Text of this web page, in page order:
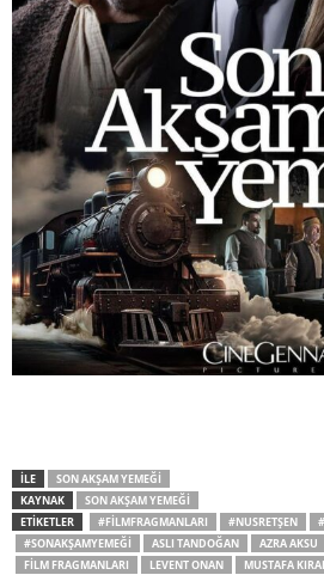
İLE
SON AKŞAM YEMEĞI
KAYNAK
SON AKŞAM YEMEĞI
ETİKETLER
#FILMFRAGMANLARI #NUSRETŞEN
#SONAKŞAMYEMEĞI
ASLI TANDOĞAN AZRA AKSU
FILM FRAGMANLARI
LEVENT ONAN MUSTAFA